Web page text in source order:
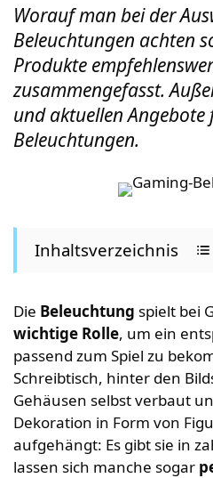
Worauf man bei der
Beleuchtungen achten
Produkte
zusammengefasst.
und aktuellen Angebote
Beleuchtungen.
Inhaltsverzeichnis
Die Beleuchtung spielt bei
wichtige Rolle, um ein
passend zum Spiel zu
Schreibtisch, hinter den
Gehäusen selbst verbaut
Dekoration in Form von
aufgehängt: Es gibt sie in
lassen sich manche sogar